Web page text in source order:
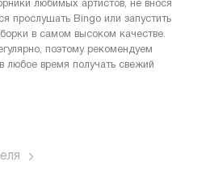
любимых артистов, не внося
прослушать Bingo или запустить
в самом высоком качестве.
поэтому рекомендуем
любое время получать свежий